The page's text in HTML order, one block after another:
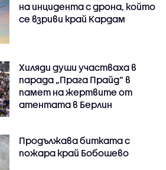
на инцидента с дрона, който
се взриви край Кардам
Хиляди души участваха в
парада „Прага Прайд“ в
памет на жертвите от
атентата в Берлин
Продължава битката с
пожара край Бобошево